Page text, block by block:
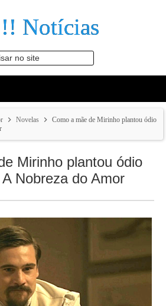
Notícias
no site
Novelas
Como a mãe de Mirinho plantou ódio
Mirinho plantou ódio
Nobreza do Amor